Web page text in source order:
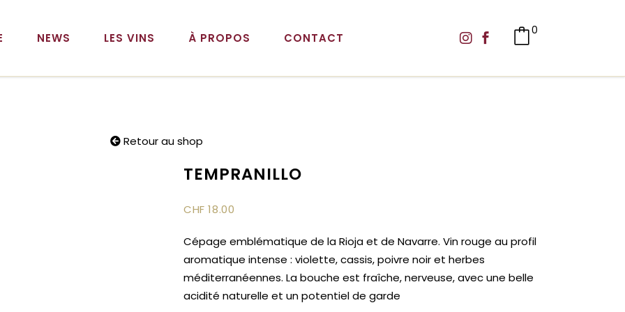
NEWS LES VINS À PROPOS CONTACT
0
Retour au shop
TEMPRANILLO
CHF 18.00
Cépage emblématique de la Rioja et de Navarre. Vin rouge au profil
aromatique intense : violette, cassis, poivre noir et herbes
méditerranéennes. La bouche est fraîche, nerveuse, avec une belle
acidité naturelle et un potentiel de garde